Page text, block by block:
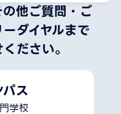
他ご質問・ご
ダイヤルまで
ださい。
ス
学校